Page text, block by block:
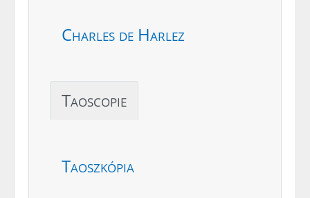
Charles de Harlez
Taoscopie
Taoszkópia